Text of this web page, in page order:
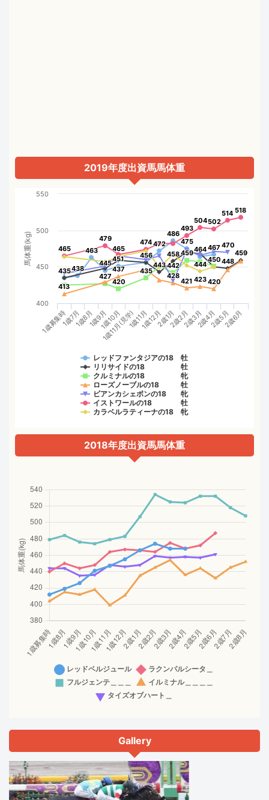
2019年度出資馬馬体重
馬体重(kg)
435
435438
438
463
463
445
445451
451 456
456
472
472
486
486
475
475
464
464467
467
443
443
458
458
450
450448
448
459
459
427
427
420
420
435
435
442
442
459
459
413
413
437
437
428
428
421
421 423
423420
420
465
465 470
470
465
465
479
479 474
474
493
493
504
504502
502
514
514 518
518
444
444
レッドファンタジアの18 牡
リリサイドの18 牡
クルミナルの18 牝
ローズノーブルの18 牡
ビアンカシェボンの18 牝
イストワールの18 牡
カラベルラティーナの18 牝
1歳募集時1歳7月1歳8月1歳9月1歳10月
1歳11月(見学)1歳11月1歳12月2歳1月2歳2月2歳3月2歳4月2歳5月2歳6月
400
450
500
550
2018年度出資馬馬体重
Gallery